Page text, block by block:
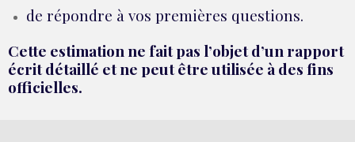
de répondre à vos premières questions.
Cette estimation ne fait pas l’objet d’un rapport
écrit détaillé et ne peut être utilisée à des fins
officielles.